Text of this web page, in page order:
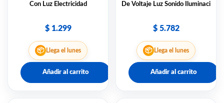
Con Luz Electricidad
$1.299
📦 Llega el lunes
Añadir al carrito
De Voltaje Luz Sonido Iluminaci
$5.782
📦 Llega el lunes
Añadir al carrito